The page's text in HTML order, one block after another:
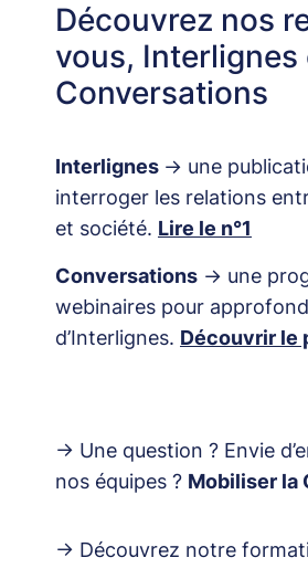
Découvrez nos
vous, Interlignes
Conversations
Interlignes → une
interroger les relations
et société. Lire le n°1
Conversations → une
webinaires pour
d’Interlignes. Découvrir le
→ Une question ? Envie
nos équipes ? Mobiliser la
→ Découvrez notre